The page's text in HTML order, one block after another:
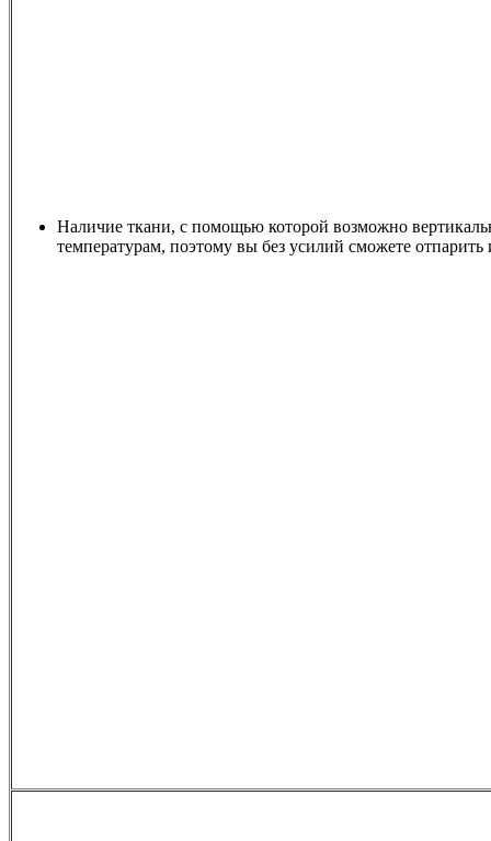
Наличие ткани, с помощью которой возможно
температурам, поэтому вы без усилий сможете